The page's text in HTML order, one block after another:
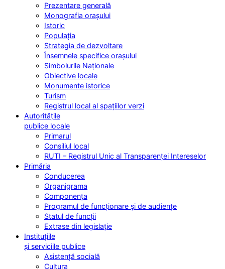
Prezentare generală
Monografia orașului
Istoric
Populația
Strategia de dezvoltare
Însemnele specifice orașului
Simbolurile Naționale
Obiective locale
Monumente istorice
Turism
Registrul local al spațiilor verzi
Autoritățile
publice locale
Primarul
Consiliul local
RUTI – Registrul Unic al Transparenței Intereselor
Primăria
Conducerea
Organigrama
Componența
Programul de funcționare și de audiențe
Statul de funcții
Extrase din legislație
Instituțiile
și serviciile publice
Asistență socială
Cultura